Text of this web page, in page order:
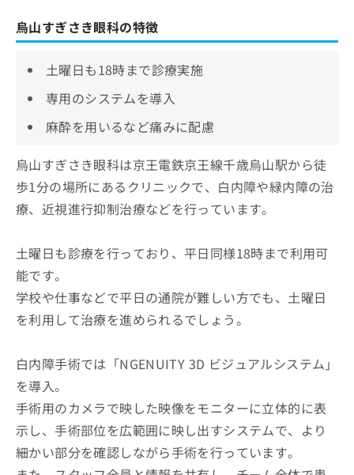
烏山すぎさき眼科の特徴
土曜日も18時まで診療実施
専用のシステムを導入
麻酔を用いるなど痛みに配慮
烏山すぎさき眼科は京王電鉄京王線千歳烏山駅から徒
歩1分の場所にあるクリニックで、白内障や緑内障の治
療、近視進行抑制治療などを行っています。
土曜日も診療を行っており、平日同様18時まで利用可
能です。
学校や仕事などで平日の通院が難しい方でも、土曜日
を利用して治療を進められるでしょう。
白内障手術では「NGENUITY 3D ビジュアルシステム」
を導入。
手術用のカメラで映した映像をモニターに立体的に表
示し、手術部位を広範囲に映し出すシステムで、より
細かい部分を確認しながら手術を行っています。